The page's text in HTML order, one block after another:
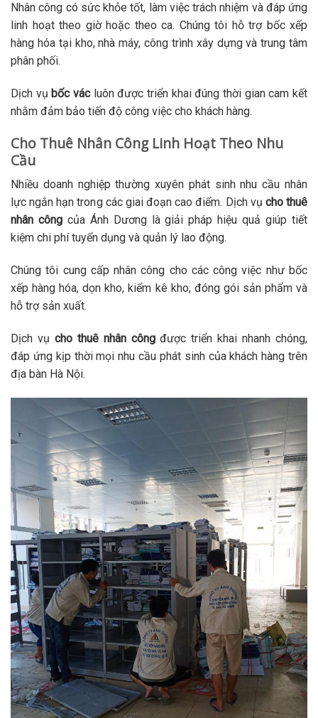
Nhân công có sức khỏe tốt, làm việc trách nhiệm và đáp ứng
linh hoạt theo giờ hoặc theo ca. Chúng tôi hỗ trợ bốc xếp
hàng hóa tại kho, nhà máy, công trình xây dựng và trung tâm
phân phối.
Dịch vụ bốc václuôn được triển khai đúng thời gian cam kết
nhằm đảm bảo tiến độ công việc cho khách hàng.
Cho Thuê Nhân Công Linh Hoạt Theo Nhu
Cầu
Nhiều doanh nghiệp thường xuyên phát sinh nhu cầu nhân
lực ngắn hạn trong các giai đoạn cao điểm. Dịch vụ cho thuê
nhân côngcủa Ánh Dương là giải pháp hiệu quả giúp tiết
kiệm chi phí tuyển dụng và quản lý lao động.
Chúng tôi cung cấp nhân công cho các công việc như bốc
xếp hàng hóa, dọn kho, kiểm kê kho, đóng gói sản phẩm và
hỗ trợ sản xuất.
Dịch vụ cho thuê nhân côngđược triển khai nhanh chóng,
đáp ứng kịp thời mọi nhu cầu phát sinh của khách hàng trên
địa bàn Hà Nội.